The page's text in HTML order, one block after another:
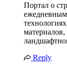
Портал о
Reply